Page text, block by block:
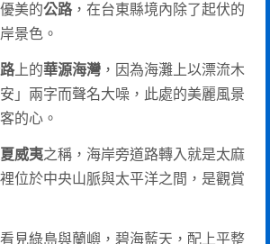
美的公路，在台東縣境內除了起伏的
景色。
上的華源海灣 ，因為海灘上以漂流木
」兩字而聲名大噪，此處的美麗風景
的心。
威夷之稱，海岸旁道路轉入就是太麻
位於中央山脈與太平洋之間，是觀賞
見綠島與蘭嶼，碧海藍天，配上平整